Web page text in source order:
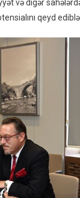
və digər
qeyd